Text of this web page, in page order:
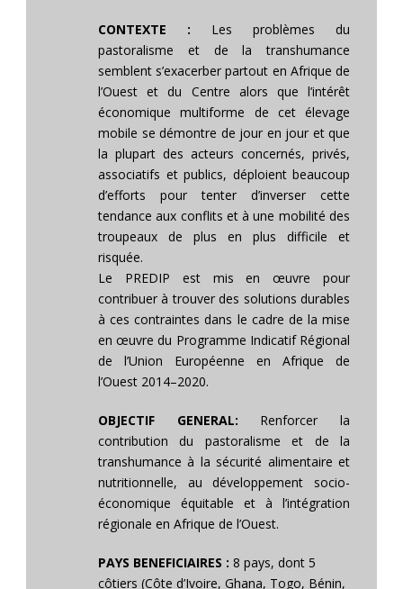
CONTEXTE : Les problèmes du
pastoralisme et de la transhumance
semblent s’exacerber partout en Afrique de
l’Ouest et du Centre alors que l’intérêt
économique multiforme de cet élevage
mobile se démontre de jour en jour et que
la plupart des acteurs concernés, privés,
associatifs et publics, déploient beaucoup
d’efforts pour tenter d’inverser cette
tendance aux conflits et à une mobilité des
troupeaux de plus en plus difficile et
risquée.
Le PREDIP est mis en œuvre pour
contribuer à trouver des solutions durables
à ces contraintes dans le cadre de la mise
en œuvre du Programme Indicatif Régional
de l’Union Européenne en Afrique de
l’Ouest 2014–2020.
OBJECTIF GENERAL: Renforcer la
contribution du pastoralisme et de la
transhumance à la sécurité alimentaire et
nutritionnelle, au développement socio-
économique équitable et à l’intégration
régionale en Afrique de l’Ouest.
PAYS BENEFICIAIRES : 8 pays, dont 5
côtiers (Côte d’Ivoire, Ghana, Togo, Bénin,